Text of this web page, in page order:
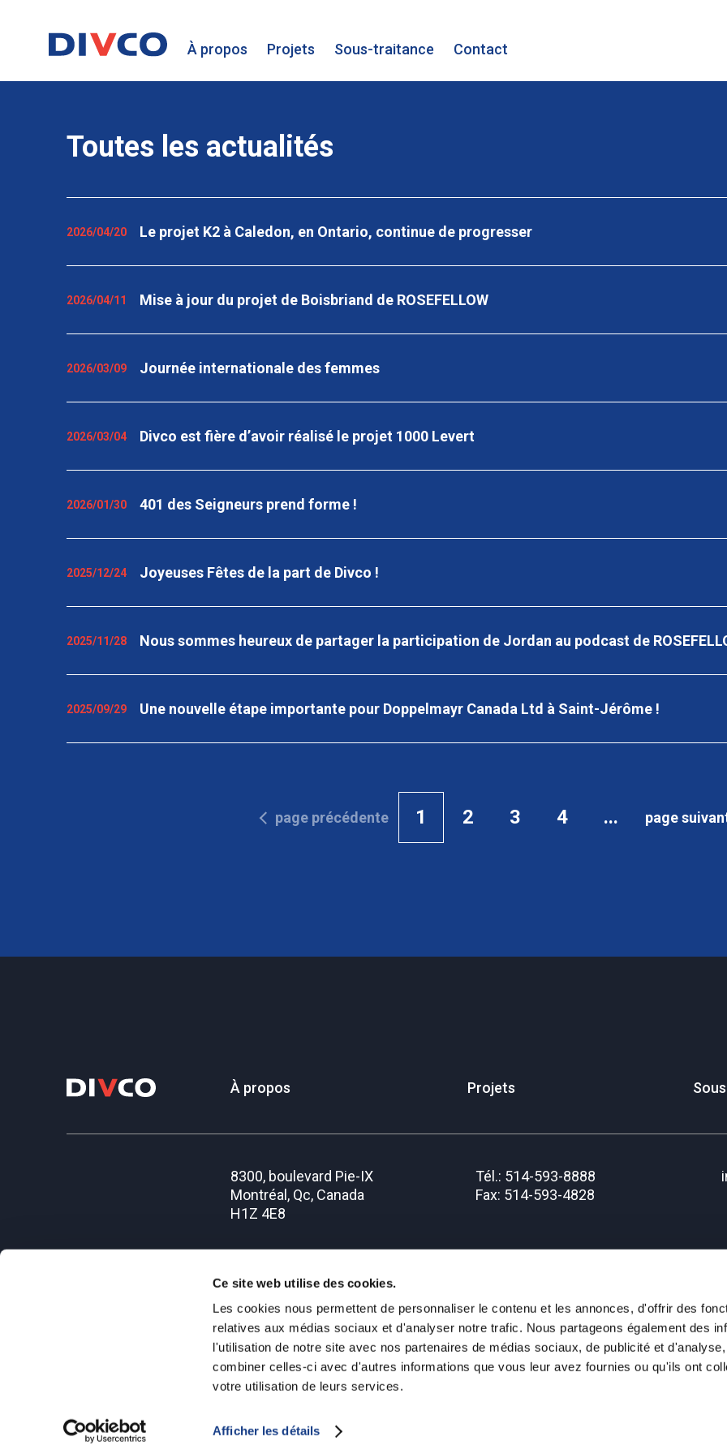
Ce site web utilise des cookies.
Les cookies nous permettent de personnaliser le contenu et les annonces, d'offrir des
relatives aux médias sociaux et d'analyser notre trafic. Nous partageons également des
l'utilisation de notre site avec nos partenaires de médias sociaux, de publicité et
combiner celles-ci avec d'autres informations que vous leur avez fournies ou qu'ils ont
votre utilisation de leurs services.
Afficher les détails
À propos Projets Sous-traitance Contact
Toutes les actualités
2026/04/20 Le projet K2 à Caledon, en Ontario, continue de progresser
2026/04/11 Mise à jour du projet de Boisbriand de ROSEFELLOW
2026/03/09 Journée internationale des femmes
2026/03/04 Divco est fière d’avoir réalisé le projet 1000 Levert
2026/01/30 401 des Seigneurs prend forme !
2025/12/24 Joyeuses Fêtes de la part de Divco !
2025/11/28 Nous sommes heureux de partager la participation de Jordan au podcast de
2025/09/29 Une nouvelle étape importante pour Doppelmayr Canada Ltd à Saint-Jérôme !
page précédente 1 2 3 4 ... page
À propos Projets
8300, boulevard Pie-IX
Montréal, Qc, Canada
H1Z 4E8
Tél.: 514-593-8888
Fax: 514-593-4828
Politique de protection des renseignements personnels